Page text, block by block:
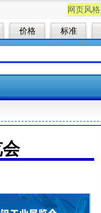
网页风格
价格 标准